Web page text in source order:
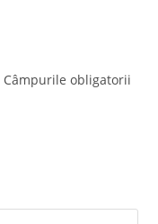
Câmpurile obligatorii